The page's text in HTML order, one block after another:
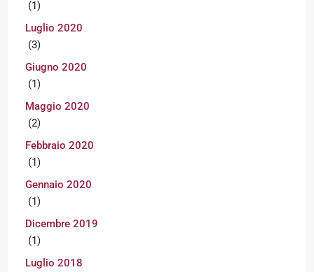
(1)
Luglio 2020
(3)
Giugno 2020
(1)
Maggio 2020
(2)
Febbraio 2020
(1)
Gennaio 2020
(1)
Dicembre 2019
(1)
Luglio 2018